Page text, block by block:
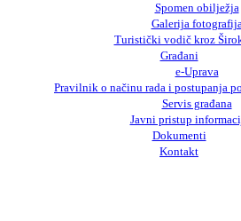
Spomen obilježja
Galerija
Turistički vodič kroz
Građani
e-Uprava
Pravilnik o načinu rada i postupanja
Servis građana
Javni pristup
Dokumenti
Kontakt